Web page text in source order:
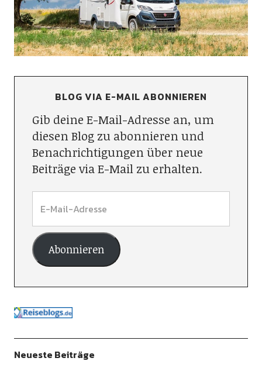
BLOG VIA E-MAIL ABONNIEREN
Gib deine E-Mail-Adresse an, um
diesen Blog zu abonnieren und
Benachrichtigungen über neue
Beiträge via E-Mail zu erhalten.
Abonnieren
Neueste Beiträge